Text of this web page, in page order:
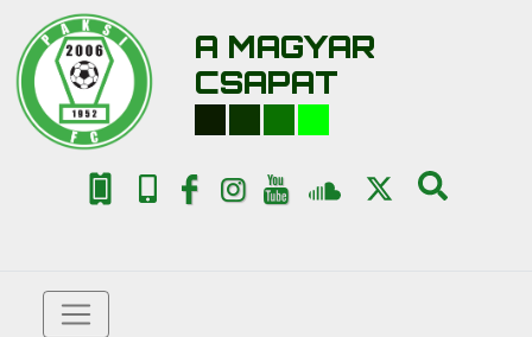
A MAGYAR
CSAPAT